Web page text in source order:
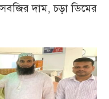
দাম, চড়া ডিমের